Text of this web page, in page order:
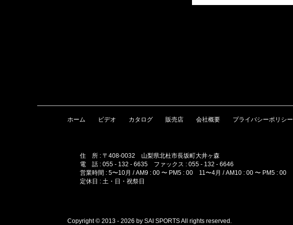
ホーム ビデオ カタログ 販売店 会社概要 プライバシーポリシー
住 所 : 〒408-0032 山梨県北杜市長坂町大井ヶ森
電 話 : 055 - 132 - 6635 ファックス : 055 - 132 - 6646
営業時間 : 5〜10月 / AM9 : 00 〜 PM5 : 00 11〜4月 / AM10 : 00 〜 PM5 : 00
定休日 : 土・日・祝祭日
Copyright © 2013 - 2026 by SAI SPORTS All rights reserved.